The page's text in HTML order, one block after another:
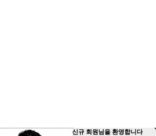
신규 회원님 을 환영합니다